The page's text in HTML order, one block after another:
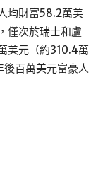
均財富58.2萬美
僅次於瑞士和盧
美元（約310.4萬
百萬美元富豪人